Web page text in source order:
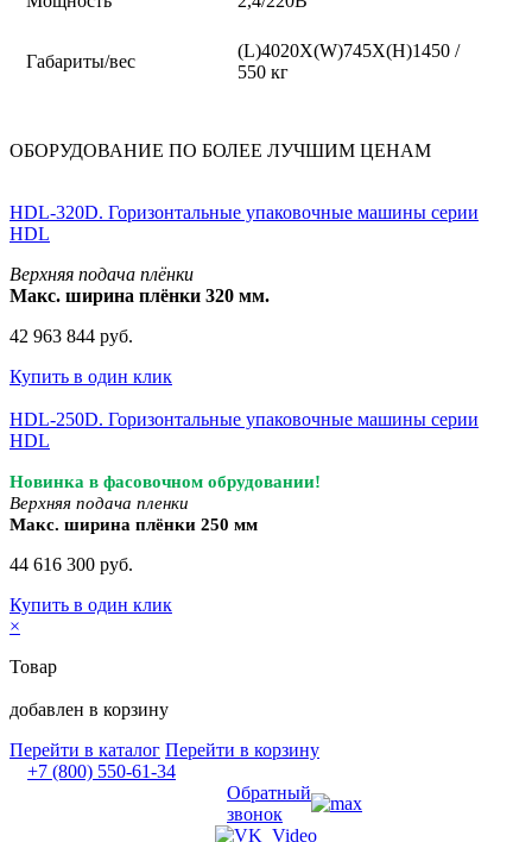
Габариты/вес
(L)4020X(W)745X(H)1450 /
550 кг
ОБОРУДОВАНИЕ ПО БОЛЕЕ ЛУЧШИМ ЦЕНАМ
HDL-320D. Горизонтальные упаковочные машины серии
HDL
Верхняя подача плёнки
Макс. ширина плёнки 320 мм.
42 963 844 руб.
Купить в один клик
HDL-250D. Горизонтальные упаковочные машины серии
HDL
Новинка в фасовочном обрудовании!
Верхняя подача пленки
Макс. ширина плёнки 250 мм
44 616 300 руб.
Купить в один клик
×
Товар
добавлен в корзину
Перейти в каталог Перейти в корзину
+7 (800) 550-61-34
Обратный
звонок